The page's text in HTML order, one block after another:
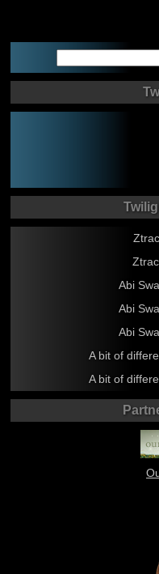
Abi
Abi
Abi
A bit of
A bit of